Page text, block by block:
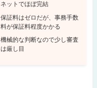
ネットでほぼ完結
保証料はゼロだが、事務手数
料が保証料程度かかる
機械的な判断なので少し審査
は厳し目